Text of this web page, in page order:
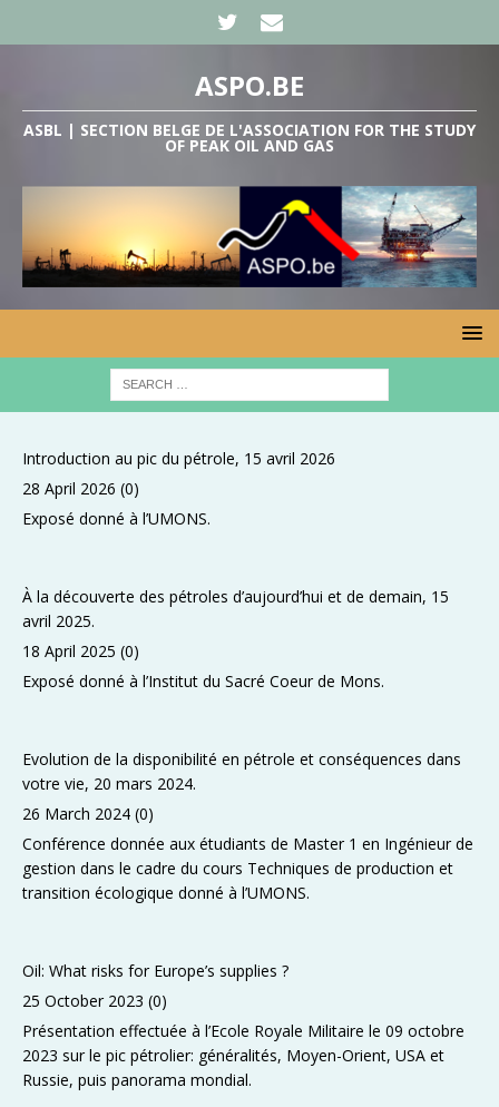
ASPO.BE
ASBL | SECTION BELGE DE L'ASSOCIATION FOR THE STUDY
OF PEAK OIL AND GAS
Introduction au pic du pétrole, 15 avril 2026
28 April 2026 (0)
Exposé donné à l’UMONS.
À la découverte des pétroles d’aujourd’hui et de demain, 15
avril 2025.
18 April 2025 (0)
Exposé donné à l’Institut du Sacré Coeur de Mons.
Evolution de la disponibilité en pétrole et conséquences dans
votre vie, 20 mars 2024.
26 March 2024 (0)
Conférence donnée aux étudiants de Master 1 en Ingénieur de
gestion dans le cadre du cours Techniques de production et
transition écologique donné à l’UMONS.
Oil: What risks for Europe’s supplies ?
25 October 2023 (0)
Présentation effectuée à l’Ecole Royale Militaire le 09 octobre
2023 sur le pic pétrolier: généralités, Moyen-Orient, USA et
Russie, puis panorama mondial.